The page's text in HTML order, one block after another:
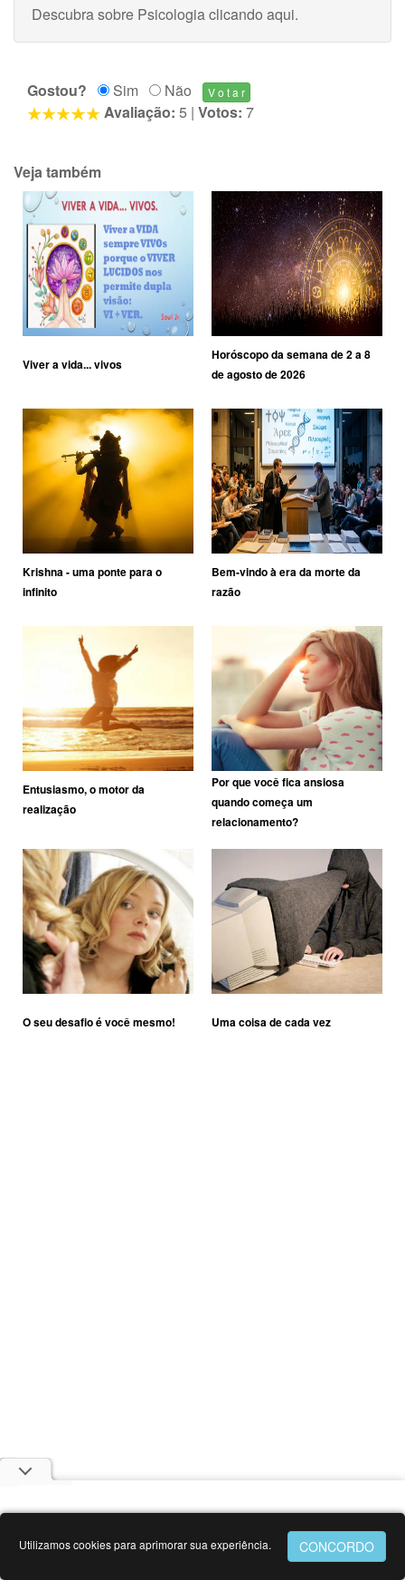
Descubra sobre Psicologiaclicando aqui.
Gostou? Sim
Não
Avaliação: 5 | Votos: 7
Veja também
Viver a vida... vivos
Horóscopo da semana de 2 a 8
de agosto de 2026
Krishna - uma ponte para o
infinito
Bem-vindo à era da morte da
razão
Entusiasmo, o motor da
realização
Por que você fica ansiosa
quando começa um
relacionamento?
O seu desafio é você mesmo! Uma coisa de cada vez
Utilizamos cookies para aprimorar sua experiência.